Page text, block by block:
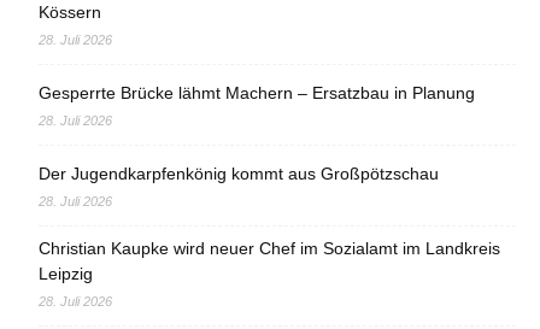
Kössern
28. Juli 2026
Gesperrte Brücke lähmt Machern – Ersatzbau in Planung
28. Juli 2026
Der Jugendkarpfenkönig kommt aus Großpötzschau
28. Juli 2026
Christian Kaupke wird neuer Chef im Sozialamt im Landkreis
Leipzig
28. Juli 2026